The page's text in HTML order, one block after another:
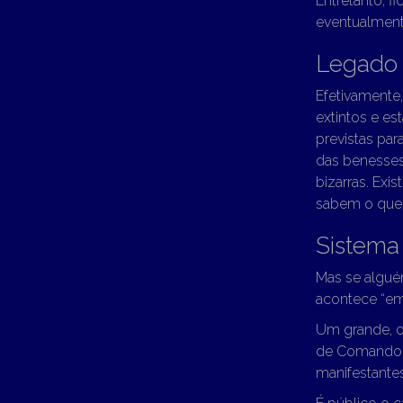
Legado
extintos e
previstas
das
bizarras.
sabem o
Mas se
acontece
Um grande,
de